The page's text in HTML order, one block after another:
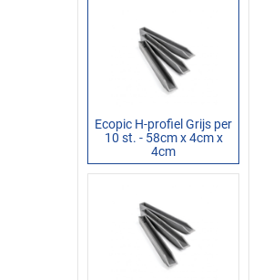
Ecopic H-profiel Grijs per
10 st. - 58cm x 4cm x
4cm